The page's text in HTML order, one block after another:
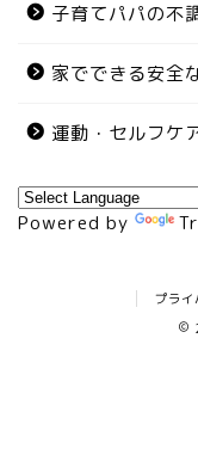
子育てパパの不
家でできる安全
運動・セルフケ
Powered by
プライ